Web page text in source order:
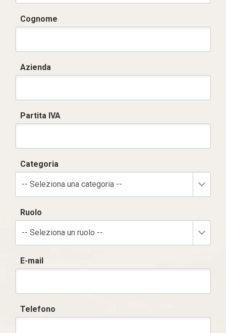
Cognome
Azienda
Partita IVA
Categoria
-- Seleziona una categoria --
Ruolo
-- Seleziona un ruolo --
E-mail
Telefono